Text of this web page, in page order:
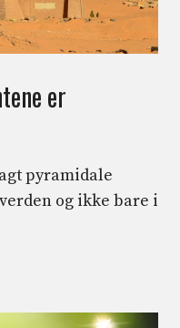
er
pyramidale
og ikke bare i